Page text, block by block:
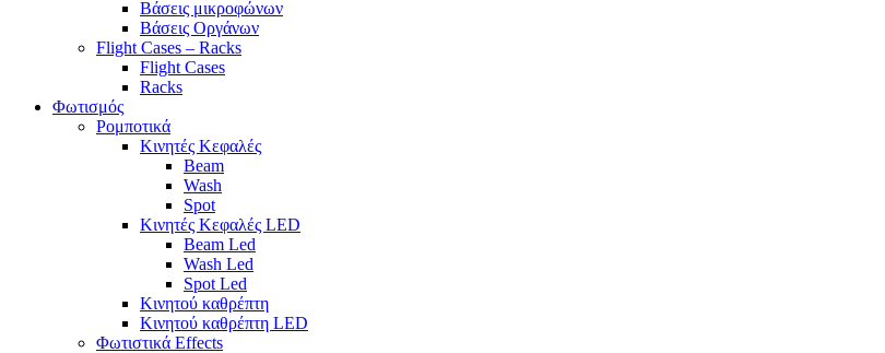
Βάσεις μικροφώνων
Βάσεις Οργάνων
Flight Cases – Racks
Flight Cases
Racks
Φωτισμός
Ρομποτικά
Κινητές Κεφαλές
Beam
Wash
Spot
Κινητές Κεφαλές LED
Beam Led
Wash Led
Spot Led
Κινητού καθρέπτη
Κινητού καθρέπτη LED
Φωτιστικά Effects